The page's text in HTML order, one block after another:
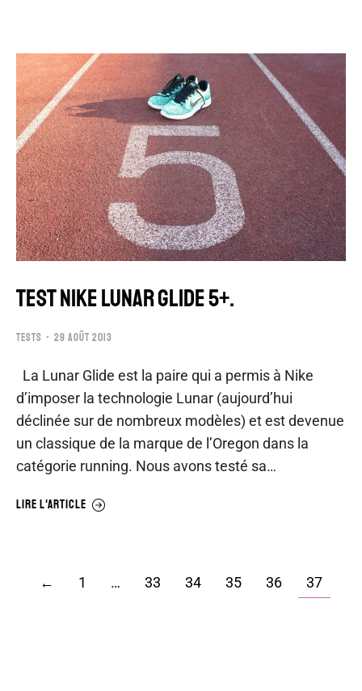
TEST NIKE LUNAR GLIDE 5+.
TESTS 29 AOÛT 2013
La Lunar Glide est la paire qui a permis à Nike
d’imposer la technologie Lunar (aujourd’hui
déclinée sur de nombreux modèles) et est devenue
un classique de la marque de l’Oregon dans la
catégorie running. Nous avons testé sa…
LIRE L'ARTICLE
← 1 … 33 34 35 36 37